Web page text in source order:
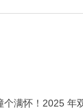
满怀！2025